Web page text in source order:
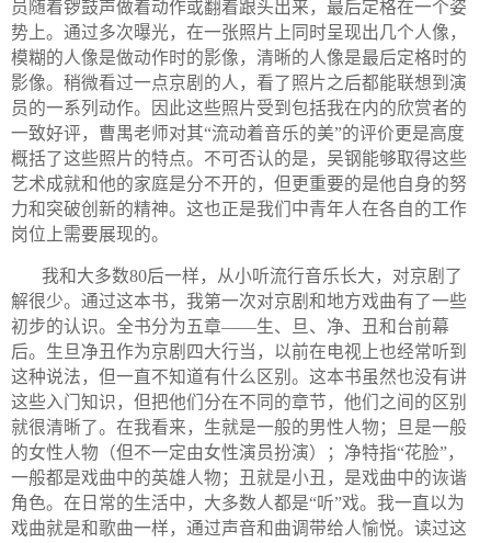
员随着锣鼓声做着动作或翻着跟头出来，最后定格在一个姿
势上。通过多次曝光，在一张照片上同时呈现出几个人像，
模糊的人像是做动作时的影像，清晰的人像是最后定格时的
影像。稍微看过一点京剧的人，看了照片之后都能联想到演
员的一系列动作。因此这些照片受到包括我在内的欣赏者的
一致好评，曹禺老师对其“流动着音乐的美”的评价更是高度
概括了这些照片的特点。不可否认的是，吴钢能够取得这些
艺术成就和他的家庭是分不开的，但更重要的是他自身的努
力和突破创新的精神。这也正是我们中青年人在各自的工作
岗位上需要展现的。
我和大多数80后一样，从小听流行音乐长大，对京剧了
解很少。通过这本书，我第一次对京剧和地方戏曲有了一些
初步的认识。全书分为五章——生、旦、净、丑和台前幕
后。生旦净丑作为京剧四大行当，以前在电视上也经常听到
这种说法，但一直不知道有什么区别。这本书虽然也没有讲
这些入门知识，但把他们分在不同的章节，他们之间的区别
就很清晰了。在我看来，生就是一般的男性人物；旦是一般
的女性人物（但不一定由女性演员扮演）；净特指“花脸”，
一般都是戏曲中的英雄人物；丑就是小丑，是戏曲中的诙谐
角色。在日常的生活中，大多数人都是“听”戏。我一直以为
戏曲就是和歌曲一样，通过声音和曲调带给人愉悦。读过这